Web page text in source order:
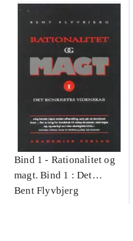
Bind 1 - Rationalitet og
magt. Bind 1 : Det
konkretes videnskab
Bent Flyvbjerg